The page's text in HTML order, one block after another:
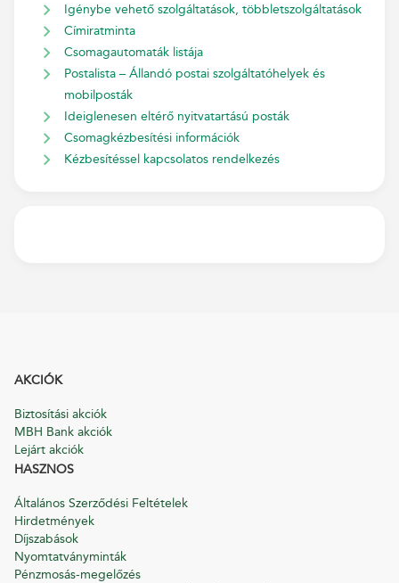
Igénybe vehető szolgáltatások, többletszolgáltatások
Címiratminta
Csomagautomaták listája
Postalista – Állandó postai szolgáltatóhelyek és
mobilposták
Ideiglenesen eltérő nyitvatartású posták
Csomagkézbesítési információk
Kézbesítéssel kapcsolatos rendelkezés
AKCIÓK
Biztosítási akciók
MBH Bank akciók
Lejárt akciók
HASZNOS
Általános Szerződési Feltételek
Hirdetmények
Díjszabások
Nyomtatványminták
Pénzmosás-megelőzés